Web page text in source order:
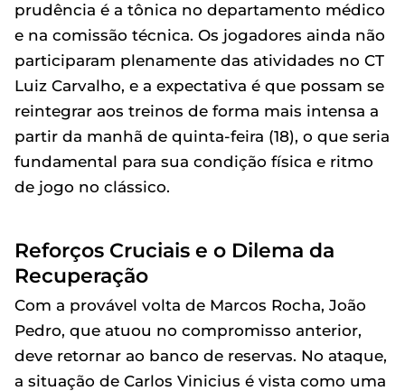
prudência é a tônica no departamento médico
e na comissão técnica. Os jogadores ainda não
participaram plenamente das atividades no CT
Luiz Carvalho, e a expectativa é que possam se
reintegrar aos treinos de forma mais intensa a
partir da manhã de quinta-feira (18), o que seria
fundamental para sua condição física e ritmo
de jogo no clássico.
Reforços Cruciais e o Dilema da
Recuperação
Com a provável volta de Marcos Rocha, João
Pedro, que atuou no compromisso anterior,
deve retornar ao banco de reservas. No ataque,
a situação de Carlos Vinicius é vista como uma